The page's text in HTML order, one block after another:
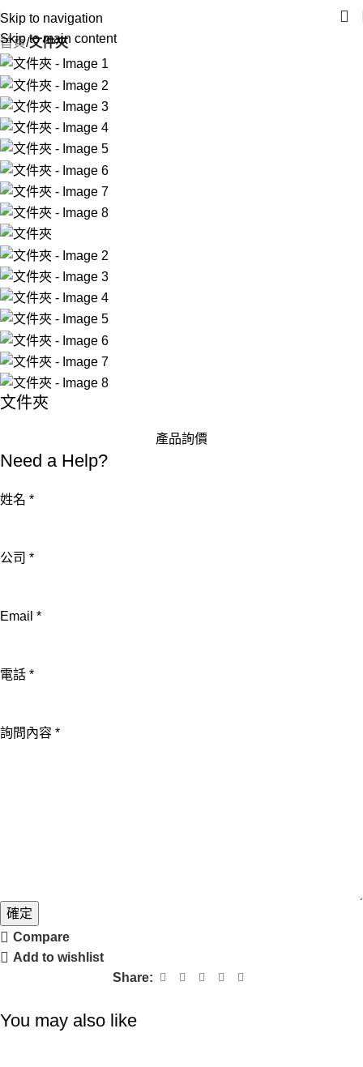
Skip to navigation
Skip to main content
首頁 文件夾
文件夾
產品詢價
Need a Help?
姓名 *
公司 *
Email *
Email
姓
電話 *
詢問內容 *
確定
Compare
Add to wishlist
Share:
You may also like